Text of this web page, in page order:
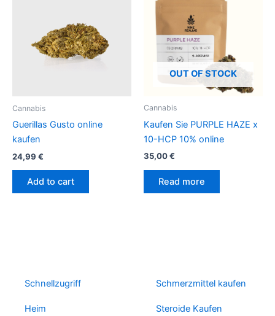
Cannabis
Guerillas Gusto online
kaufen
24,99 €
Add to cart
OUT OF STOCK
Cannabis
Kaufen Sie PURPLE HAZE x
10-HCP 10% online
35,00€
Read more
Schnellzugriff
Heim
Schmerzmittel kaufen
Steroide Kaufen